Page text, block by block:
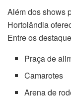
Além dos shows
Hortolândia
Entre os
Praça de
Camarotes
Arena de